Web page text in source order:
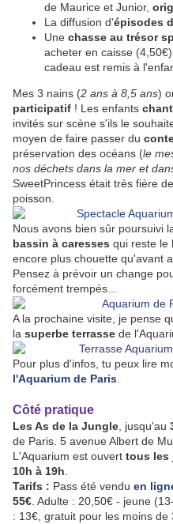
de Maurice et Junior,
La diffusion d'épisodes
Une chasse au trésor
acheter en caisse
cadeau est remis à
Mes 3 nains (2 ans à 8,5 ans)
participatif ! Les enfants
invités sur scène s'ils le
moyen de faire passer du
préservation des océans (le
nos déchets dans la mer et
SweetPrincess était très fière
poisson.
Nous avons bien sûr poursuivi
bassin à caresses qui reste le
encore plus chouette qu'avant
Pensez à prévoir un change
forcément trempés...
A la prochaine visite, je pense
la superbe terrasse de
Pour plus d'infos, tu peux lire
l'Aquarium de Paris
Côté pratique
Les As de la Jungle , jusqu'au
de Paris. 5 avenue Albert de
L'Aquarium est ouvert tous les
10h à 19h
Tarifs : Pass été vendu en
55€ . Adulte : 20,50€ - jeune
: 13€, gratuit pour les moins de